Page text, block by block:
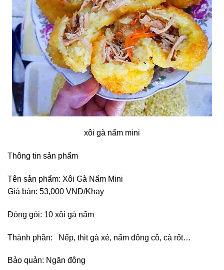
xôi gà nấm mini
Thông tin sản phẩm
Tên sản phẩm: Xôi Gà Nấm Mini
Giá bán: 53,000 VNĐ/Khay
Đóng gói: 10 xôi gà nấm
Thành phần: Nếp, thịt gà xé, nấm đông cô, cà rốt…
Bảo quản: Ngăn đông